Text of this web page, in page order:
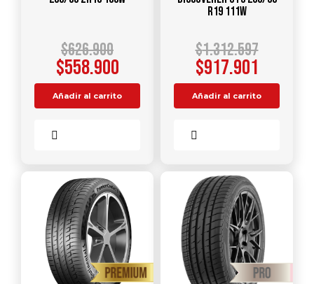
$626.900
$558.900
Añadir al carrito
R19 111W
$1.312.597
$917.901
Añadir al carrito